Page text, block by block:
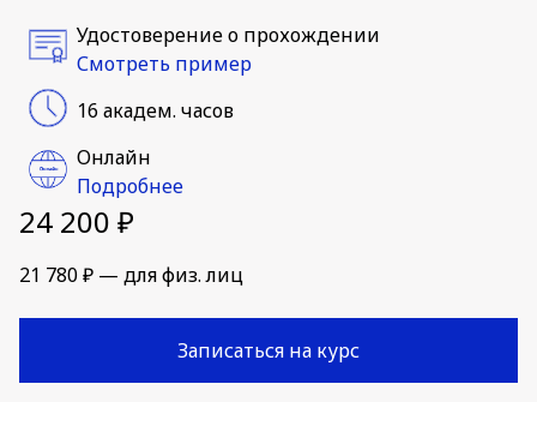
Удостоверение о прохождении
Смотреть пример
16 академ. часов
Онлайн
Подробнее
24 200 ₽
21 780 ₽ — для физ. лиц
Записаться на курс